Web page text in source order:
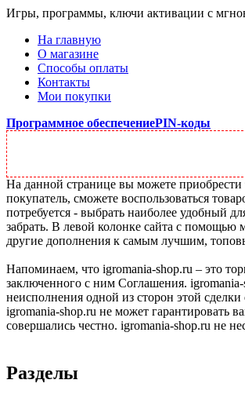
Игры, программы, ключи активации с
На главную
О магазине
Способы оплаты
Контакты
Мои покупки
Программное обеспечениеPIN-коды
На данной странице вы можете
покупатель, сможете воспользоваться
потребуется - выбрать наиболее удобный
забрать. В левой колонке сайта с
другие дополнения к самым лучшим,
Напоминаем, что igromania-shop.ru – это
заключенного с ним Соглашения.
неисполнения одной из сторон этой
igromania-shop.ru не может гарантировать
совершались честно. igromania-shop.ru не
Разделы